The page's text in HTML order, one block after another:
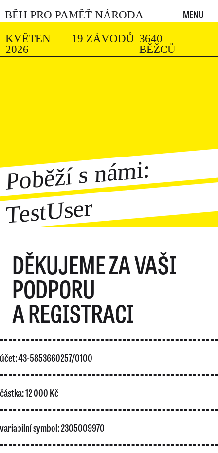
BĚH PRO PAMĚŤ NÁRODA MENU
KVĚTEN
2026
19 ZÁVODŮ 3640
BĚŽCŮ
Poběží s námi:
TestUser
DĚKUJEME ZA VAŠI
PODPORU
A REGISTRACI
účet: 43-5853660257/0100
částka: 12 000 Kč
variabilní symbol: 2305009970